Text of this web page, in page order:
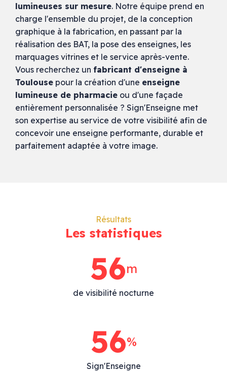
lumineuses sur mesure. Notre équipe prend en
charge l'ensemble du projet, de la conception
graphique à la fabrication, en passant par la
réalisation des BAT, la pose des enseignes, les
marquages vitrines et le service après-vente.
Vous recherchez un fabricant d'enseigne à
Toulousepour la création d'une enseigne
lumineuse de pharmacieou d'une façade
entièrement personnalisée ? Sign'Enseigne met
son expertise au service de votre visibilité afin de
concevoir une enseigne performante, durable et
parfaitement adaptée à votre image.
Résultats
Les statistiques
86m
de visibilité nocturne
86%
Sign'Enseigne